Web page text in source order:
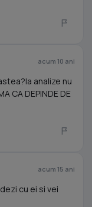
acum 10 ani
analize nu
CA DEPINDE DE
acum 15 ani
cu ei si vei